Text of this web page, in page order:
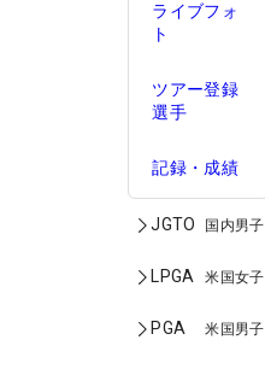
ライブフォ
ト
ツアー登録
選手
記録・成績
JGTO 国内男子
LPGA 米国女子
PGA 米国男子